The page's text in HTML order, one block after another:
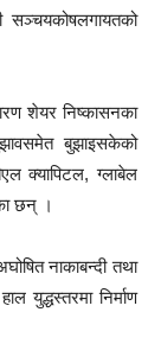
सञ्चयकोषलगायतको
शेयर निष्कासनका
बुझाइसकेको
क्यापिटल, ग्लाबेल
छन् ।
नाकाबन्दी तथा
युद्धस्तरमा निर्माण